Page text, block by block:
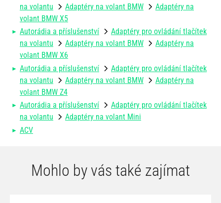
na volantu
Adaptéry na volant BMW
Adaptéry na
volant BMW X5
Autorádia a příslušenství
Adaptéry pro ovládání tlačítek
na volantu
Adaptéry na volant BMW
Adaptéry na
volant BMW X6
Autorádia a příslušenství
Adaptéry pro ovládání tlačítek
na volantu
Adaptéry na volant BMW
Adaptéry na
volant BMW Z4
Autorádia a příslušenství
Adaptéry pro ovládání tlačítek
na volantu
Adaptéry na volant Mini
ACV
Mohlo by vás také zajímat